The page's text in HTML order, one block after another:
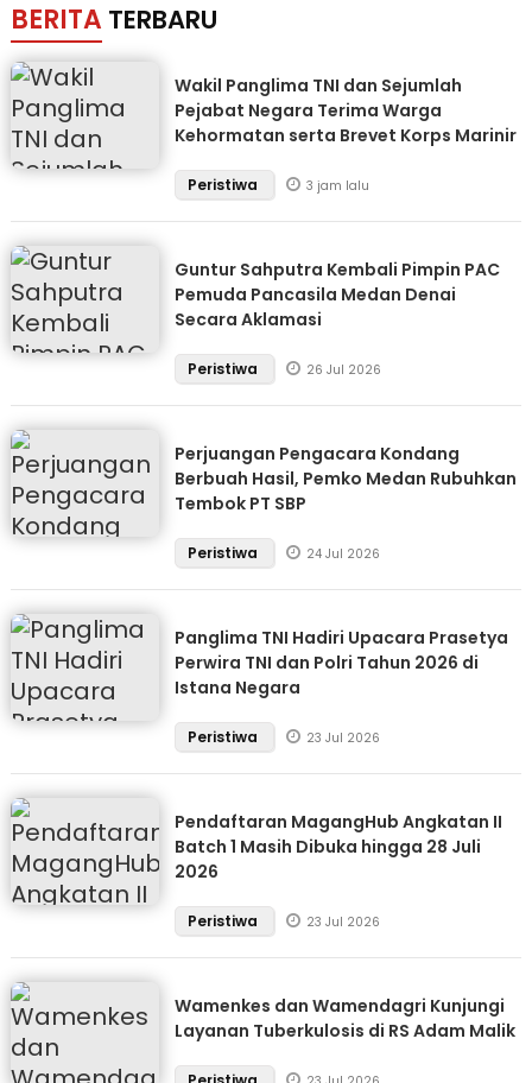
BERITA TERBARU
Wakil Panglima TNI dan Sejumlah
Pejabat Negara Terima Warga
Kehormatan serta Brevet Korps Marinir
Peristiwa 3 jam lalu
Guntur Sahputra Kembali Pimpin PAC
Pemuda Pancasila Medan Denai
Secara Aklamasi
Peristiwa 26 Jul 2026
Perjuangan Pengacara Kondang
Berbuah Hasil, Pemko Medan Rubuhkan
Tembok PT SBP
Peristiwa 24 Jul 2026
Panglima TNI Hadiri Upacara Prasetya
Perwira TNI dan Polri Tahun 2026 di
Istana Negara
Peristiwa 23 Jul 2026
Pendaftaran MagangHub Angkatan II
Batch 1 Masih Dibuka hingga 28 Juli
2026
Peristiwa 23 Jul 2026
Wamenkes dan Wamendagri Kunjungi
Layanan Tuberkulosis di RS Adam Malik